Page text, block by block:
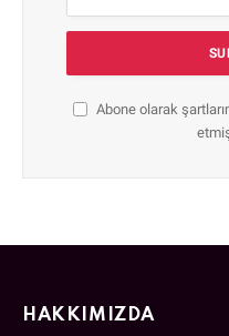
Abone olarak
HAKKIMIZDA